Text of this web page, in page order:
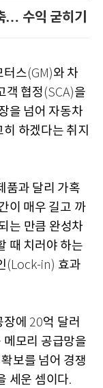
… 수익 굳히기
터스(GM)와 차
객 협정 (SCA)을
을 넘어 자동차
하겠다는 취지
품과 달리 가혹
이 매우 길고 까
는 만큼 완성차
때 치러야 하는
(Lock-in) 효과
에 20억 달러
메모리 공급망을
보를 넘어 경쟁
세운 셈이다.